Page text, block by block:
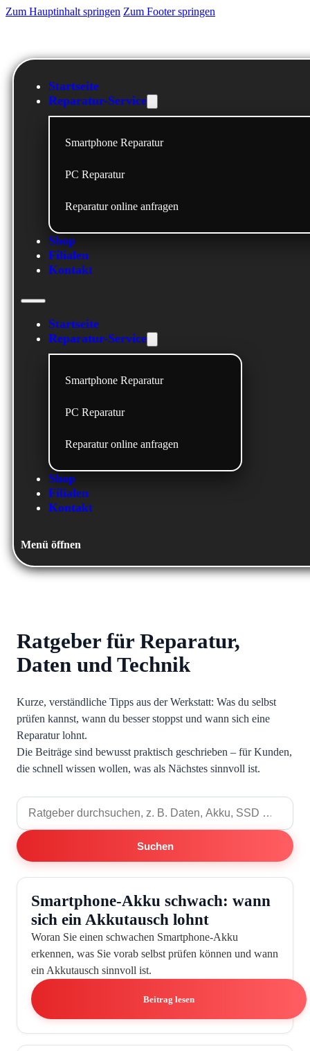
Zum Hauptinhalt springen Zum Footer springen
Startseite
Reparatur-Service
Smartphone Reparatur
PC Reparatur
Reparatur online anfragen
Shop
Filialen
Kontakt
Startseite
Reparatur-Service
Smartphone Reparatur
PC Reparatur
Reparatur online anfragen
Shop
Filialen
Kontakt
Menü öffnen
Ratgeber für Reparatur,
Daten und Technik
Kurze, verständliche Tipps aus der Werkstatt: Was du selbst
prüfen kannst, wann du besser stoppst und wann sich eine
Reparatur lohnt.
Die Beiträge sind bewusst praktisch geschrieben – für Kunden,
die schnell wissen wollen, was als Nächstes sinnvoll ist.
Ratgeber
durchsuchen
Suchen
Smartphone-Akku schwach: wann
sich ein Akkutausch lohnt
Woran Sie einen schwachen Smartphone-Akku
erkennen, was Sie vorab selbst prüfen können und wann
ein Akkutausch sinnvoll ist.
Beitrag lesen